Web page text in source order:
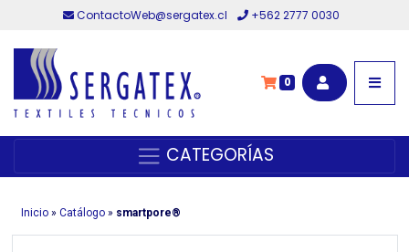
ContactoWeb@sergatex.cl +562 2777 0030
0
CATEGORÍAS
Inicio» Catálogo» smartpore®